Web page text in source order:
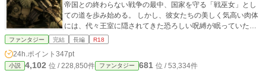
帝国との終わらない戦争の最中、国家を守る「戦巫女」とし
ての道を歩み始める。 しかし、彼女たちの美しく気高い肉体
には、代々王室に隠されてきた恐ろしい呪縛が眠っていた。
戦場の死気や敵の放つ殺意に晒された時、彼女たちの身体は
それは母から密かに言い伝えられていた、敵に身を捧げる
「烙印の儀」の前兆だった。 姉のリーシアは過酷な特殊作戦
ファンタジー 完結 長編 R18
24h.ポイント 347pt
小説 4,102 位 / 228,850件 ファンタジー 681 位 / 53,334件